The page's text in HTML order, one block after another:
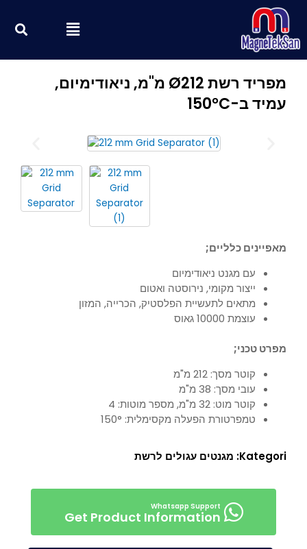
לתוכן
Menu
מפריד רשת Ø212 מ"מ, ניאודימיום,
עמיד ב-150°C
מאפיינים כלליים;
עם מגנט ניאודימיום
ייצור מקומי, נירוסטה ואטום
מתאים לתעשיית הפלסטיק, הכרייה, המזון
עוצמת 10000 גאוס
מפרט טכני;
קוטר מסך: 212 מ"מ
עובי מסך: 38 מ"מ
קוטר מוט: 32 מ"מ, מספר מוטות: 4
טמפרטורת הפעלה מקסימלית: 150°
Kategori: מגנטים עגולים לרשת
Get Product Information